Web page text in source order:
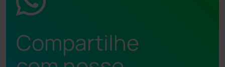
Compartilhe